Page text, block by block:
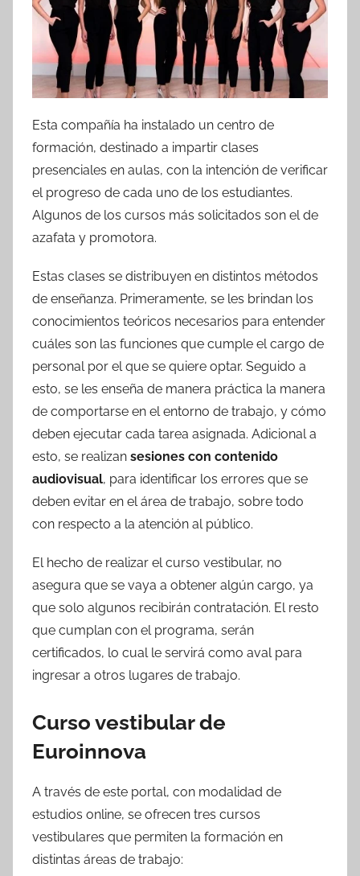
Esta compañía ha instalado un centro de
formación, destinado a impartir clases
presenciales en aulas, con la intención de verificar
el progreso de cada uno de los estudiantes.
Algunos de los cursos más solicitados son el de
azafata y promotora.
Estas clases se distribuyen en distintos métodos
de enseñanza. Primeramente, se les brindan los
conocimientos teóricos necesarios para entender
cuáles son las funciones que cumple el cargo de
personal por el que se quiere optar. Seguido a
esto, se les enseña de manera práctica la manera
de comportarse en el entorno de trabajo, y cómo
deben ejecutar cada tarea asignada. Adicional a
esto, se realizan sesiones con contenido
audiovisual, para identificar los errores que se
deben evitar en el área de trabajo, sobre todo
con respecto a la atención al público.
El hecho de realizar el curso vestibular, no
asegura que se vaya a obtener algún cargo, ya
que solo algunos recibirán contratación. El resto
que cumplan con el programa, serán
certificados, lo cual le servirá como aval para
ingresar a otros lugares de trabajo.
Curso vestibular de
Euroinnova
A través de este portal, con modalidad de
estudios online, se ofrecen tres cursos
vestibulares que permiten la formación en
distintas áreas de trabajo: